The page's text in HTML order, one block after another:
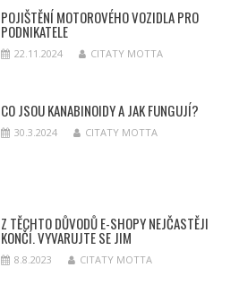
POJIŠTĚNÍ MOTOROVÉHO VOZIDLA PRO
PODNIKATELE
22.11.2024 CITATY MOTTA
CO JSOU KANABINOIDY A JAK FUNGUJÍ?
30.3.2024 CITATY MOTTA
Z TĚCHTO DŮVODŮ E-SHOPY NEJČASTĚJI
KONČÍ. VYVARUJTE SE JIM
8.8.2023 CITATY MOTTA